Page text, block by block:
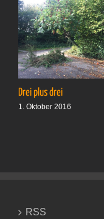
Drei plus drei
1. Oktober 2016
RSS